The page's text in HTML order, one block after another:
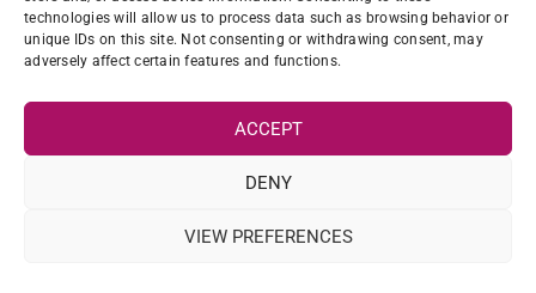
technologies will allow us to process data such as browsing behavior or
unique IDs on this site. Not consenting or withdrawing consent, may
adversely affect certain features and functions.
ACCEPT
DENY
VIEW PREFERENCES
Bankgegevens